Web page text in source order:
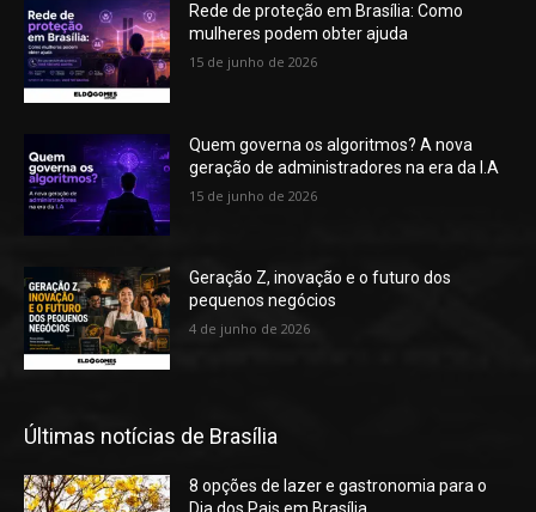
Rede de proteção em Brasília: Como
mulheres podem obter ajuda
15 de junho de 2026
Quem governa os algoritmos? A nova
geração de administradores na era da I.A
15 de junho de 2026
Geração Z, inovação e o futuro dos
pequenos negócios
4 de junho de 2026
Últimas notícias de Brasília
8 opções de lazer e gastronomia para o